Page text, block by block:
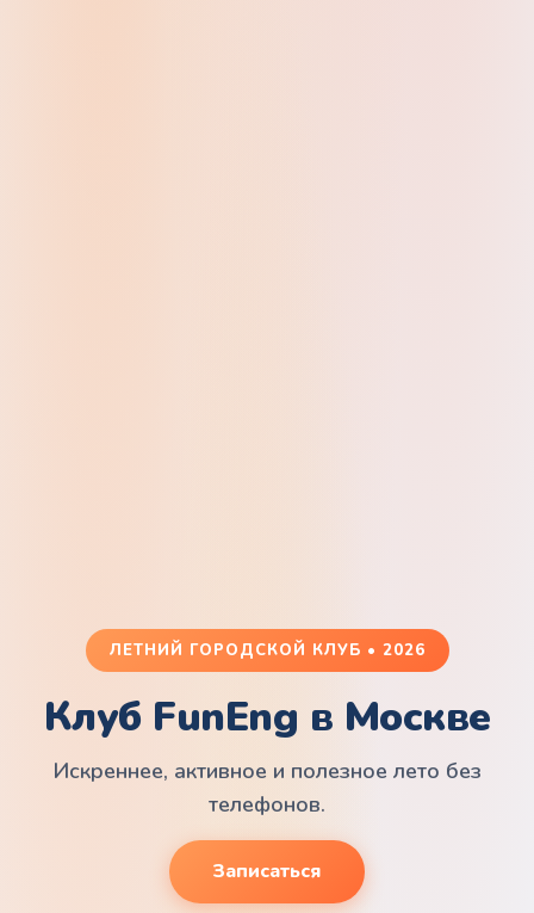
ЛЕТНИЙ ГОРОДСКОЙ КЛУБ • 2026
Клуб FunEng в Москве
Искреннее, активное и полезное лето без
телефонов.
Записаться